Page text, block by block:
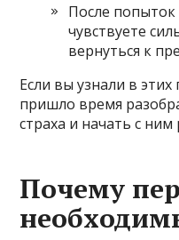
После
чувствуете
вернуться к
Если вы узнали в этих
пришло время
страха и начать с ним
Почему